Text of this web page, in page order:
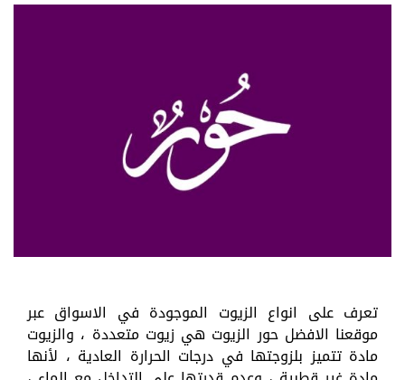
تعرف على انواع الزيوت الموجودة في الاسواق عبر
موقعنا الافضل حور الزيوت هي زيوت متعددة ، والزيوت
مادة تتميز بلزوجتها في درجات الحرارة العادية ، لأنها